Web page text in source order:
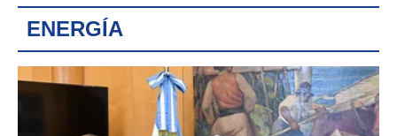
ENERGÍA